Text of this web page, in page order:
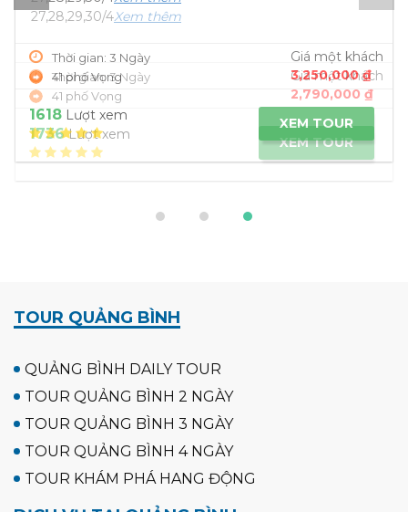
27,28,29,30/4Xem thêm
Thời gian: 3 Ngày
41 phố Vọng
Giá một khách
2,790,000 ₫
1736Lượt xem XEM TOUR
TOUR QUẢNG BÌNH
QUẢNG BÌNH DAILY TOUR
TOUR QUẢNG BÌNH 2 NGÀY
TOUR QUẢNG BÌNH 3 NGÀY
TOUR QUẢNG BÌNH 4 NGÀY
TOUR KHÁM PHÁ HANG ĐỘNG